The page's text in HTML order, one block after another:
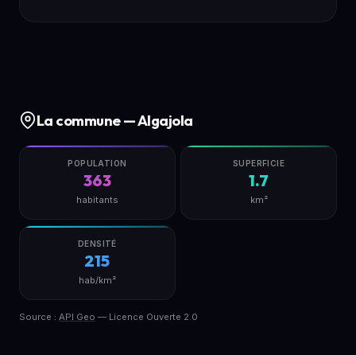
La commune — Algajola
POPULATION
363
habitants
SUPERFICIE
1.7
km²
DENSITÉ
215
hab/km²
Source : API Geo — Licence Ouverte 2.0